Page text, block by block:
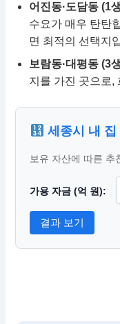
어진동·도담동 (1
수요가 매우 탄탄
면 최적의 선택지
보람동·대평동 (3
지를 가진 곳으로,
세종시 내 집
보유 자산에 따른 추
가용 자금 (억 원):
결과 보기